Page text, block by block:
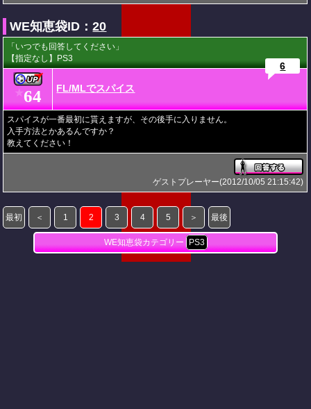
WE知恵袋ID：20
「いつでも回答してください」
【指定なし】PS3
★64 FL/MLでスパイス
6
スパイスが一番最初に貰えますが、その後手に入りません。
入手方法とかあるんですか？
教えてください！
ゲストプレーヤー(2012/10/05 21:15:42)
最初 ＜ 1 2 3 4 5 ＞ 最後
WE知恵袋カテゴリー PS3